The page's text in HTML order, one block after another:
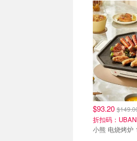
$93.20
折扣码：
小熊 电烧烤炉